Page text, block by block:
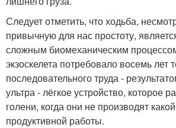
Следует отметить, что ходьба,
привычную для нас простоту,
сложным биомеханическим
экзоскелета потребовало восемь лет
последовательного труда -
ультра - лёгкое устройство, которое
голени, когда они не производят
продуктивной работы.